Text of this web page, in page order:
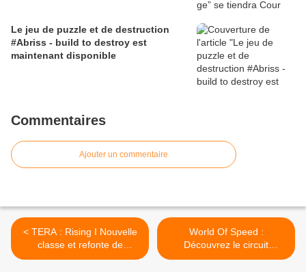
Le jeu de puzzle et de destruction
#Abriss - build to destroy est
maintenant disponible
Commentaires
Ajouter un commentaire
< TERA : Rising I Nouvelle
classe et refonte de
l'artisanat !‏
World Of Speed :
Découvrez le circuit
mythique de Silverstone >